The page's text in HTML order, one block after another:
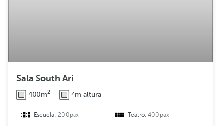
Sala South Ari
400m2 4m altura
Escuela:200pax Teatro:400pax